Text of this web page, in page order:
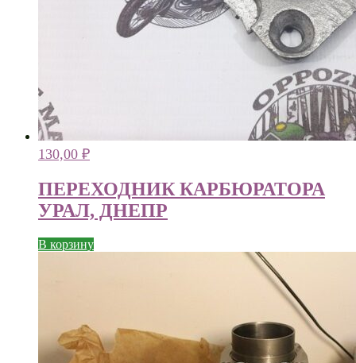
130,00 ₽
ПЕРЕХОДНИК КАРБЮРАТОРА
УРАЛ, ДНЕПР
В корзину